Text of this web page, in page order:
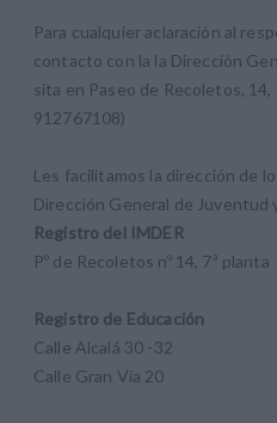
Para cualquier aclaración al
contacto con la la Dirección
sita en Paseo de Recoletos,
912767108)
Les facilitamos la dirección de
Dirección General de Juventud
Registro del IMDER
Pº de Recoletos nº 14, 7ª planta
Registro de Educación
Calle Alcalá 30 -32
Calle Gran Vía 20